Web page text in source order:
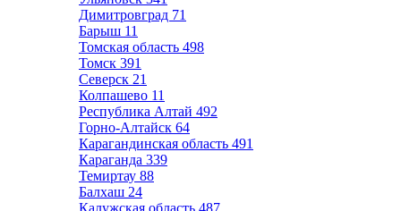
Димитровград 71
Барыш 11
Томская область 498
Томск 391
Северск 21
Колпашево 11
Республика Алтай 492
Горно-Алтайск 64
Карагандинская область 491
Караганда 339
Темиртау 88
Балхаш 24
Калужская область 487